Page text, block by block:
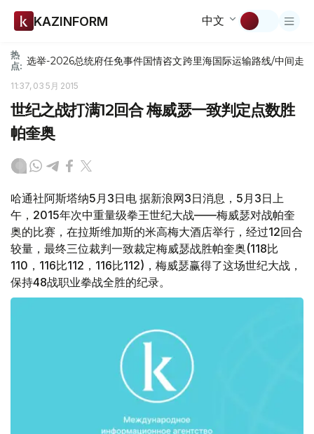
KAZINFORM 中文
热
点: 选举-2026总统府任免事件国情咨文跨里海国际运输路线/中间走廊
11:37, 03 5月 2015
世纪之战打满12回合 梅威瑟一致判定点数胜
帕奎奥
哈通社阿斯塔纳5月3日电 据新浪网3日消息，5月3日上
午，2015年次中重量级拳王世纪大战——梅威瑟对战帕奎
奥的比赛，在拉斯维加斯的米高梅大酒店举行，经过12回合
较量，最终三位裁判一致裁定梅威瑟战胜帕奎奥(118比
110，116比112，116比112)，梅威瑟赢得了这场世纪大战，
保持48战职业拳战全胜的纪录。